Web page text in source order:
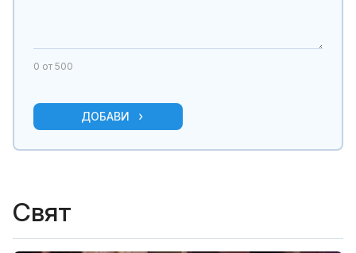
0 от 500
ДОБАВИ
Свят